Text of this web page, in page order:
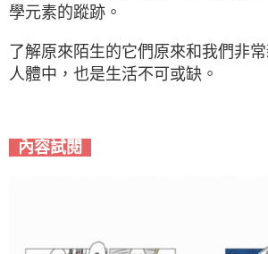
學元素的蹤跡。
了解原來陌生的它們原來和我們非
人體中，也是生活不可或缺。
內容試閱